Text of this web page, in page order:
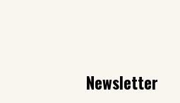
Newsletter